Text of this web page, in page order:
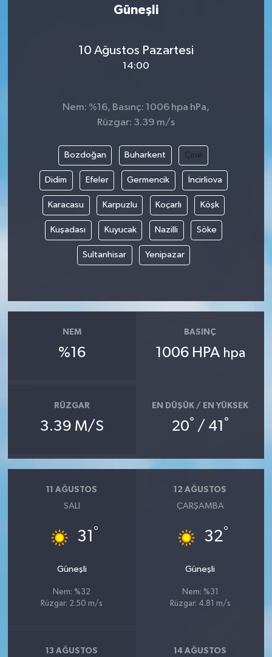
Güneşli
10 Ağustos Pazartesi
14:00
Nem: %16, Basınç: 1006 hpa hPa,
Rüzgar: 3.39 m/s
Bozdoğan Buharkent Çine
Didim Efeler Germencik İncirliova
Karacasu Karpuzlu Koçarlı Köşk
Kuşadası Kuyucak Nazilli Söke
Sultanhisar Yenipazar
NEM
%16
BASINÇ
1006 HPA hpa
RÜZGAR
3.39 M/S
EN DÜŞÜK / EN YÜKSEK
20° / 41 °
11 AĞUSTOS
SALI
31 °
Güneşli
Nem: %32
Rüzgar: 2.50 m/s
12 AĞUSTOS
ÇARŞAMBA
32°
Güneşli
Nem: %31
Rüzgar: 4.81 m/s
13 AĞUSTOS 14 AĞUSTOS